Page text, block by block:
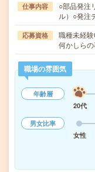
仕事内容
○部品発注
ル）○発注
応募資格
職種未経
何かしら
職場の雰囲気
年齢層
20代
男女比率
女性